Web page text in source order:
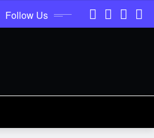
Follow Us